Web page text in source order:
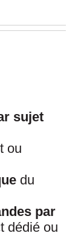
sujet
ou
du
par
dédié ou